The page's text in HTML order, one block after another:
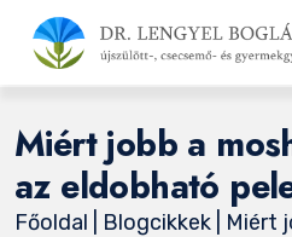
Miért jobb a
az eldobható
Főoldal Blogcikkek
|